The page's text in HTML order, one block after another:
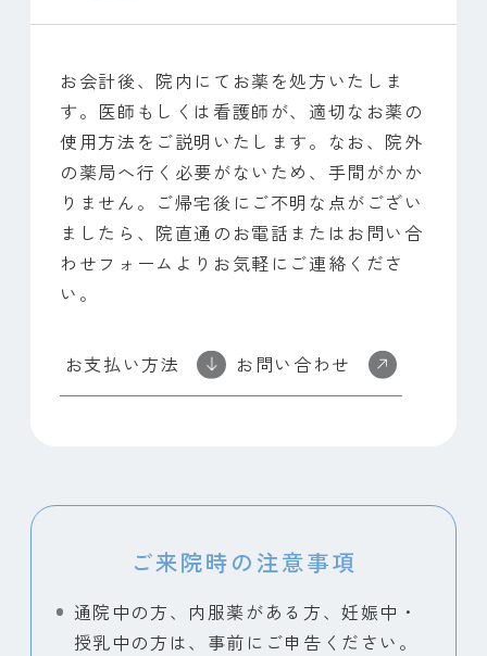
お会計後、院内にてお薬を処方いたしま
す。医師もしくは看護師が、適切なお薬の
使用方法をご説明いたします。なお、院外
の薬局へ行く必要がないため、手間がかか
りません。ご帰宅後にご不明な点がござい
ましたら、院直通のお電話またはお問い合
わせフォームよりお気軽にご連絡くださ
い。
お支払い方法 お問い合わせ
ご来院時の注意事項
通院中の方、内服薬がある方、妊娠中・
授乳中の方は、事前にご申告ください。